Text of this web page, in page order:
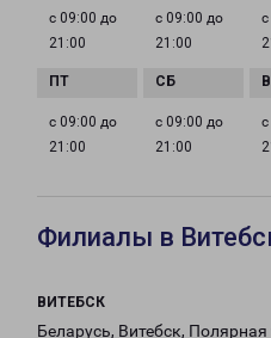
с 09:00 до
21:00
с 09:00 до
21:00
с 09:00 до
21:00
с 09:00 до
21:00
Филиалы в
ВИТЕБСК
Беларусь, Витебск, Полярная